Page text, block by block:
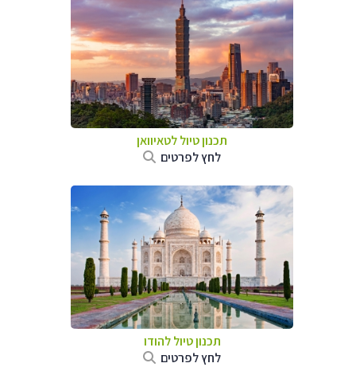
תכנון טיוללטאיוואן
לחץ לפרטים
תכנון טיוללהודו
לחץ לפרטים